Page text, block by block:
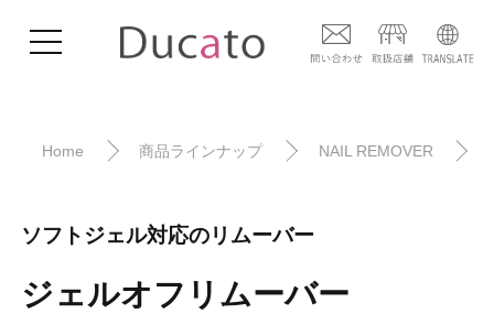
Home 商品ラインナップ NAIL REMOVER
ソフトジェル対応のリムーバー
ジェルオフリムーバー